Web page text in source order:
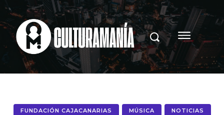
FUNDACIÓN CAJACANARIAS MÚSICA NOTICIAS